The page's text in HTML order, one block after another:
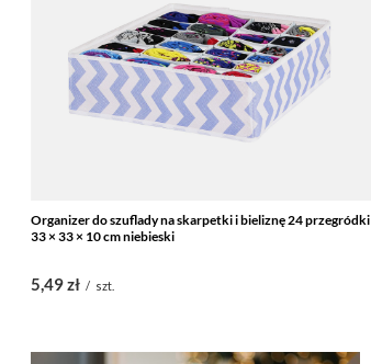
Organizer do szuflady na skarpetki i bieliznę 24 przegródki
33 × 33 × 10 cm niebieski
5,49 zł / szt.